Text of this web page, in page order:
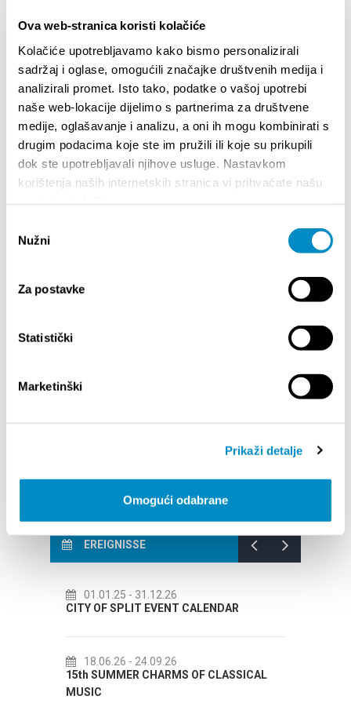
Ova web-stranica koristi kolačiće
Kolačiće upotrebljavamo kako bismo personalizirali
sadržaj i oglase, omogućili značajke društvenih medija i
analizirali promet. Isto tako, podatke o vašoj upotrebi
naše web-lokacije dijelimo s partnerima za društvene
medije, oglašavanje i analizu, a oni ih mogu kombinirati s
drugim podacima koje ste im pružili ili koje su prikupili
dok ste upotrebljavali njihove usluge. Nastavkom
korištenja naših internetskih stranica vi prihvaćate našu
pristanka
Nužni
Za postavke
Statistički
Marketinški
Prikaži detalje
Omogući odabrane
Teilen:
BESONDERE
STUPA NA SNAGU POČETKOM 2027.- VAŽNA
INFORMACIJA – IZDAVANJE REGISTRACIJSKOG
EREIGNISSE
EVENT CALENDAR
CHARMS OF CLASSICAL
72th SPLIT SUMMER
Lito po domaću! - promotivna